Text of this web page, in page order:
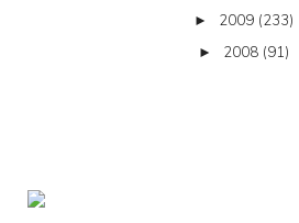
► 2009 (233)
► 2008 (91)